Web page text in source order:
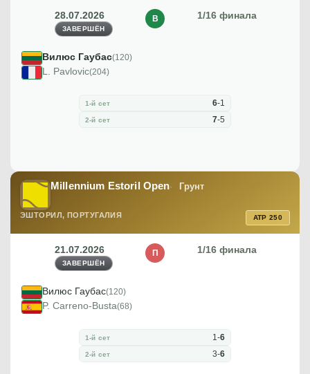
28.07.2026
ЗАВЕРШЁН
1/16 финала
В
Вилюс Гаубас(120)
L. Pavlovic(204)
1-й сет 6-1
2-й сет 7-5
Millennium Estoril Open Грунт
ЭШТОРИЛ, ПОРТУГАЛИЯ ATP 250
21.07.2026
ЗАВЕРШЁН
1/16 финала
П
Вилюс Гаубас(120)
P. Carreno-Busta(68)
1-й сет 1-6
2-й сет 3-6